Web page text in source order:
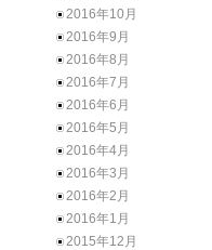
2016年10月
2016年9月
2016年8月
2016年7月
2016年6月
2016年5月
2016年4月
2016年3月
2016年2月
2016年1月
2015年12月